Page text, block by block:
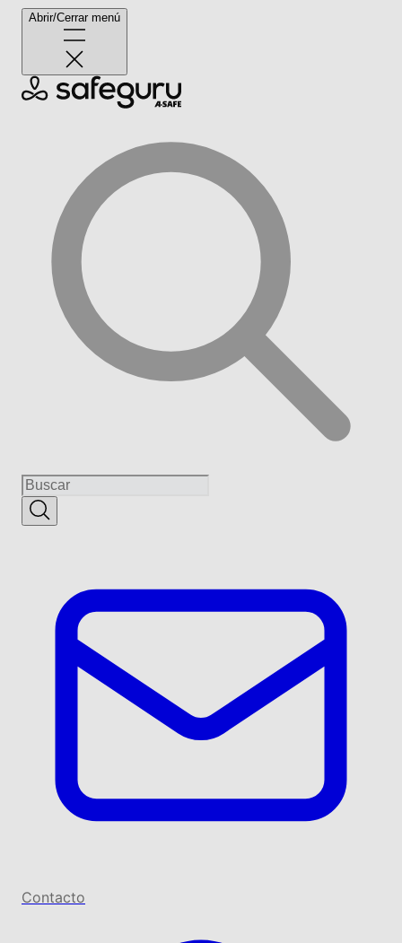
Abrir/Cerrar menú
Contacto